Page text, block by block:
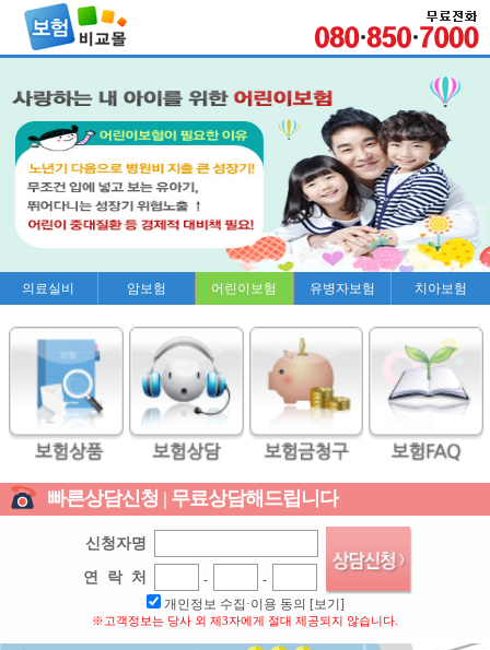
의료실비 암보험 어린이보험 유병자보험 치아보험
빠른상담신청 | 무료상담해드립니다
신청자명
연 락 처 -
-
개인정보 수집·이용 동의 [보기]
※고객정보는 당사 외 제3자에게 절대 제공되지 않습니다.